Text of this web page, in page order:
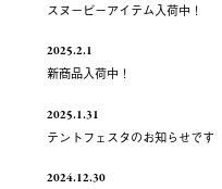
スヌーピーアイテム入荷中！
2025.2.1
新商品入荷中！
2025.1.31
テントフェスタのお知らせです
2024.12.30